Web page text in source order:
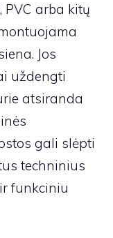
PVC arba kitų
Jos
uždengti
atsiranda
gali slėpti
techninius
funkciniu